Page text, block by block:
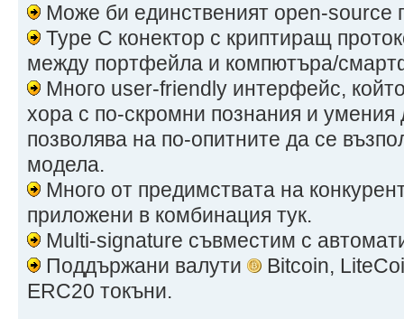
Може би единственият open-source
Type C конектор с криптиращ
между портфейла и компютъра/
Много user-friendly интерфейс,
хора с по-скромни познания и
позволява на по-опитните да се
модела.
Много от предимствата на
приложени в комбинация тук.
Multi-signature съвместим с
Поддържани валути
Bitcoin,
ERC20 токъни.